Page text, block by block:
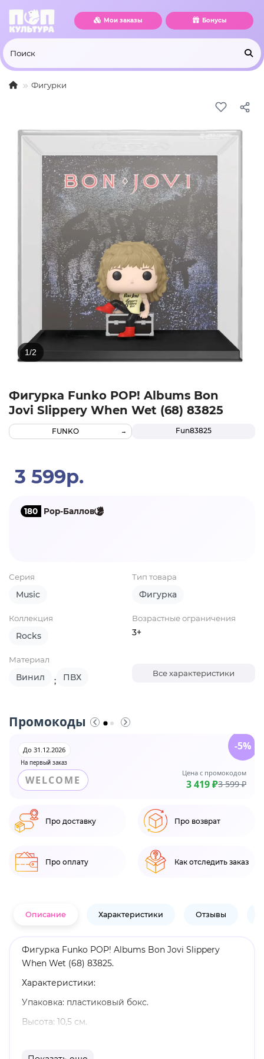
Мои заказы Бонусы
Фигурки
Фигурка Funko POP! Albums Bon
Jovi Slippery When Wet (68) 83825
Fun83825
FUNKO
3 599р.
180 Pop-Баллов
Серия
Music
Тип товара
Фигурка
Коллекция
Rocks
Возрастные ограничения
3+
Материал
Винил ; ПВХ Все характеристики
Промокоды
На первый заказ
До 31.12.2026
WELCOME
Цена с промокодом
3 419 ₽3 599 ₽
-5%
Про доставку Про возврат
Про оплату Как отследить заказ
Описание Характеристики Отзывы
Фигурка Funko POP! Albums Bon Jovi Slippery
When Wet (68) 83825.
Характеристики:
Упаковка: пластиковый бокс.
Высота: 10,5 см.